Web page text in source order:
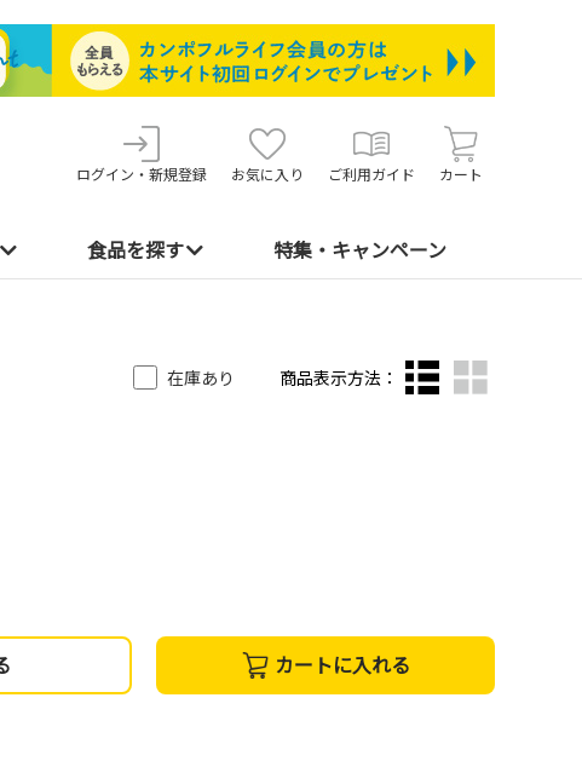
ログイン・新規登録 お気に入り ご利用ガイド カート
食品を探す 特集・キャンペーン
在庫あり 商品表示方法：
カートに入れる